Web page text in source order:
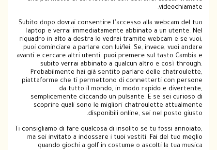
videochiamate.
Subito dopo dovrai consentire l’accesso alla webcam del tuo
laptop e verrai immediatamente abbinato a un utente. Nel
riquadro in alto a destra lo vedrai tramite webcam e se vuoi,
puoi cominciare a parlare con lui/lei. Se, invece, vuoi andare
avanti e cercare altri utenti, puoi premere sul tasto Cambia e
subito verrai abbinato a qualcun altro e così through.
Probabilmente hai già sentito parlare delle chatroulette,
piattaforme che ti permettono di connetterti con persone
da tutto il mondo, in modo rapido e divertente,
semplicemente cliccando un pulsante. E se sei curioso di
scoprire quali sono le migliori chatroulette attualmente
disponibili online, sei nel posto giusto.
Ti consigliamo di fare qualcosa di insolito se tu fossi annoiato,
ma sei invitato a indossare i tuoi vestiti. Fai del tuo meglio
quando giochi a golf in costume o ascolti la tua musica